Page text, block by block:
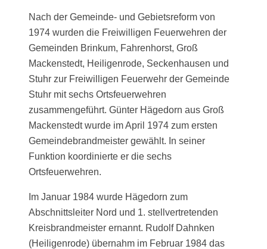
Nach der Gemeinde- und Gebietsreform von
1974 wurden die Freiwilligen Feuerwehren der
Gemeinden Brinkum, Fahrenhorst, Groß
Mackenstedt, Heiligenrode, Seckenhausen und
Stuhr zur Freiwilligen Feuerwehr der Gemeinde
Stuhr mit sechs Ortsfeuerwehren
zusammengeführt. Günter Hägedorn aus Groß
Mackenstedt wurde im April 1974 zum ersten
Gemeindebrandmeister gewählt. In seiner
Funktion koordinierte er die sechs
Ortsfeuerwehren.
Im Januar 1984 wurde Hägedorn zum
Abschnittsleiter Nord und 1. stellvertretenden
Kreisbrandmeister ernannt. Rudolf Dahnken
(Heiligenrode) übernahm im Februar 1984 das